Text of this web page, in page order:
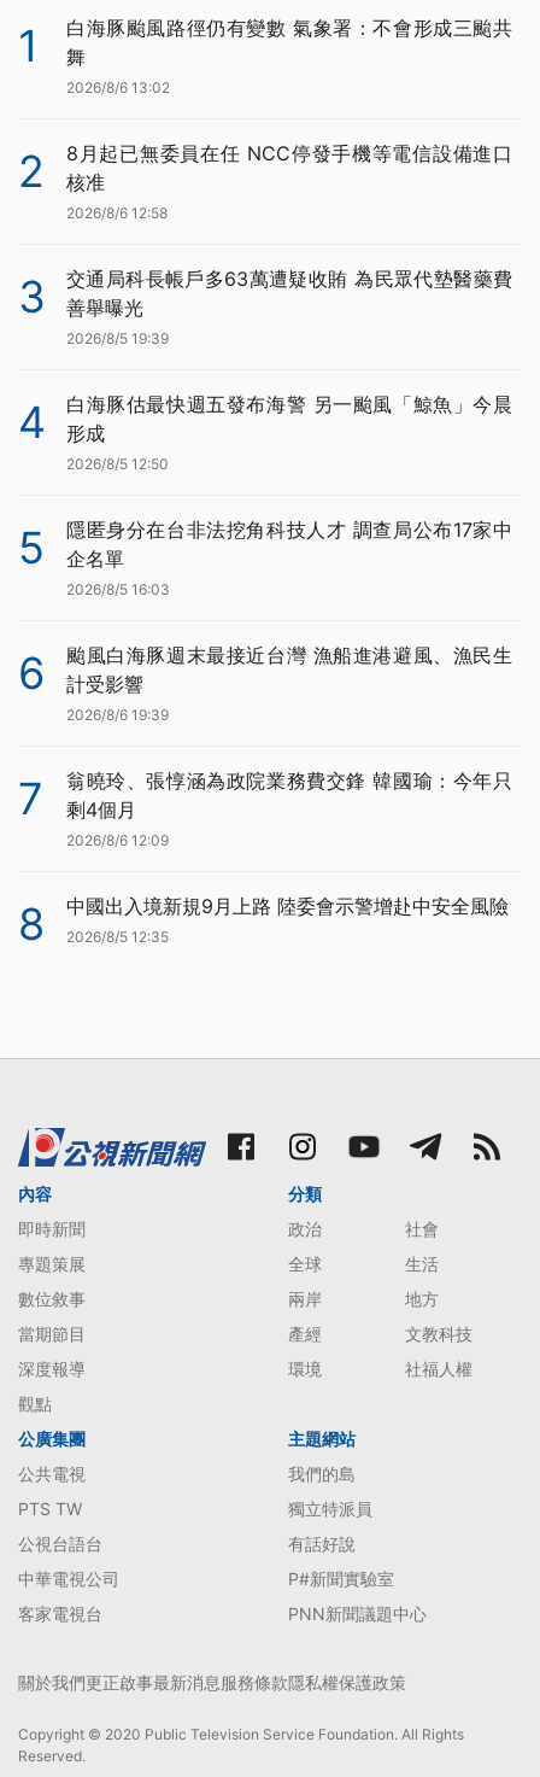
1
白海豚颱風路徑仍有變數 氣象署：不會形成三颱共
舞
2026/8/6 13:02
2
8月起已無委員在任 NCC停發手機等電信設備進口
核准
2026/8/6 12:58
3
交通局科長帳戶多63萬遭疑收賄 為民眾代墊醫藥費
善舉曝光
2026/8/5 19:39
4
白海豚估最快週五發布海警 另一颱風「鯨魚」今晨
形成
2026/8/5 12:50
5
隱匿身分在台非法挖角科技人才 調查局公布17家中
企名單
2026/8/5 16:03
6
颱風白海豚週末最接近台灣 漁船進港避風、漁民生
計受影響
2026/8/6 19:39
7
翁曉玲、張惇涵為政院業務費交鋒 韓國瑜：今年只
剩4個月
2026/8/6 12:09
8 中國出入境新規9月上路 陸委會示警增赴中安全風險
2026/8/5 12:35
內容
即時新聞
專題策展
數位敘事
當期節目
深度報導
觀點
分類
政治
社會
全球
生活
兩岸
地方
產經
文教科技
環境
社福人權
公廣集團
公共電視
PTS TW
公視台語台
中華電視公司
客家電視台
主題網站
我們的島
獨立特派員
有話好說
P#新聞實驗室
PNN新聞議題中心
關於我們更正啟事最新消息服務條款隱私權保護政策
Copyright © 2020 Public Television Service Foundation. All Rights
Reserved.